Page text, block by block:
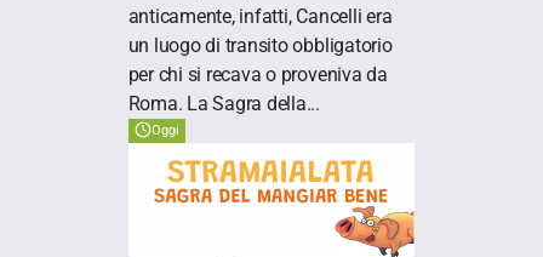
anticamente, infatti, Cancelli era
un luogo di transito obbligatorio
per chi si recava o proveniva da
Roma. La Sagra della...
Oggi